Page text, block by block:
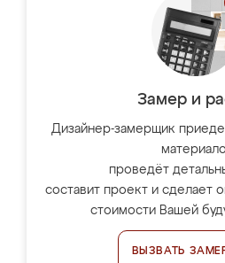
Замер и
Дизайнер-замерщик
проведёт
составит проект и сделает
стоимости Вашей
ВЫЗВАТЬ